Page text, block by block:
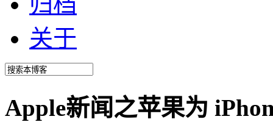
关于
Apple新闻之苹果为